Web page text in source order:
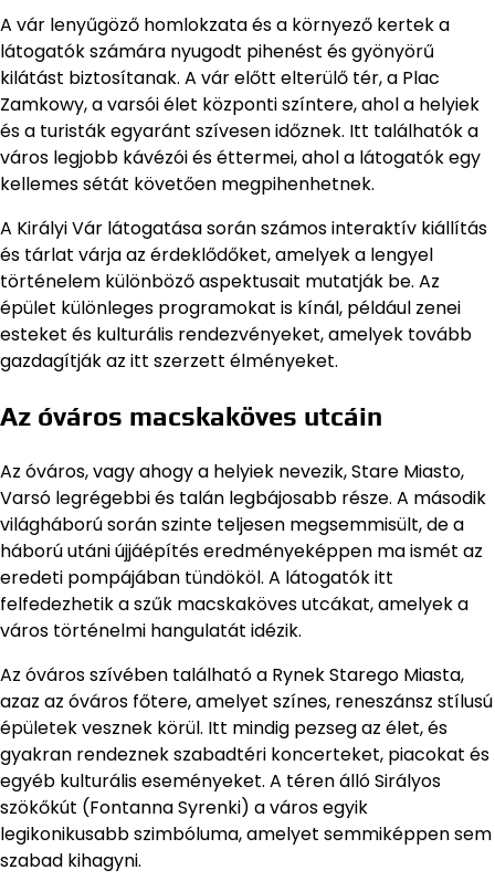
A vár lenyűgöző homlokzata és a környező kertek a
látogatók számára nyugodt pihenést és gyönyörű
kilátást biztosítanak. A vár előtt elterülő tér, a Plac
Zamkowy, a varsói élet központi színtere, ahol a helyiek
és a turisták egyaránt szívesen időznek. Itt találhatók a
város legjobb kávézói és éttermei, ahol a látogatók egy
kellemes sétát követően megpihenhetnek.
A Királyi Vár látogatása során számos interaktív kiállítás
és tárlat várja az érdeklődőket, amelyek a lengyel
történelem különböző aspektusait mutatják be. Az
épület különleges programokat is kínál, például zenei
esteket és kulturális rendezvényeket, amelyek tovább
gazdagítják az itt szerzett élményeket.
Az óváros macskaköves utcáin
Az óváros, vagy ahogy a helyiek nevezik, Stare Miasto,
Varsó legrégebbi és talán legbájosabb része. A második
világháború során szinte teljesen megsemmisült, de a
háború utáni újjáépítés eredményeképpen ma ismét az
eredeti pompájában tündököl. A látogatók itt
felfedezhetik a szűk macskaköves utcákat, amelyek a
város történelmi hangulatát idézik.
Az óváros szívében található a Rynek Starego Miasta,
azaz az óváros főtere, amelyet színes, reneszánsz stílusú
épületek vesznek körül. Itt mindig pezseg az élet, és
gyakran rendeznek szabadtéri koncerteket, piacokat és
egyéb kulturális eseményeket. A téren álló Sirályos
szökőkút (Fontanna Syrenki) a város egyik
legikonikusabb szimbóluma, amelyet semmiképpen sem
szabad kihagyni.